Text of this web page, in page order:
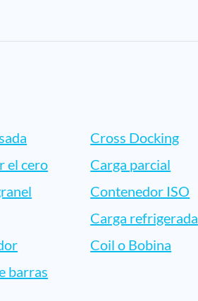
Cross Docking
el cero
Carga parcial
Contenedor ISO
Carga refrigerada
Coil o Bobina
barras